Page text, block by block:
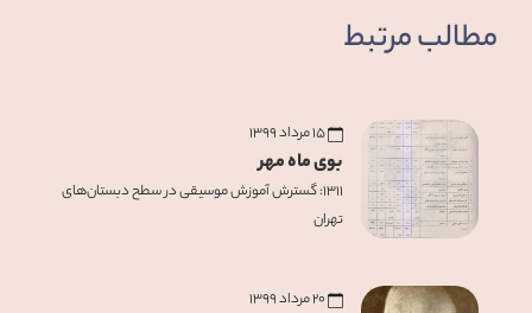
مطالب مرتبط
۱۵ مرداد ۱۳۹۹
بوی ماه مهر
۱۳۱۱: گسترش آموزش موسيقی در سطح دبستان‌های
تهران